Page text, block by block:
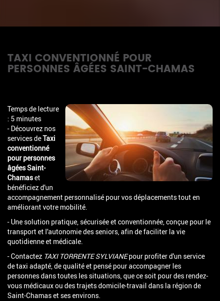
TAXI CONVENTIONNÉ POUR
PERSONNES ÂGÉES SAINT-CHAMAS
Temps de lecture
: 5 minutes
- Découvrez nos
services deTaxi
conventionné
pour personnes
âgées Saint-
Chamaset
bénéficiez d'un
accompagnement personnalisé pour vos déplacements tout en
améliorant votre mobilité.
- Une solution pratique, sécurisée et conventionnée, conçue pour le
transport et l'autonomie des seniors, afin de faciliter la vie
quotidienne et médicale.
- Contactez TAXI TORRENTE SYLVIANEpour profiter d'un service
de taxi adapté, de qualité et pensé pour accompagner les
personnes dans toutes les situations, que ce soit pour des rendez-
vous médicaux ou des trajets domicile-travail dans la région de
Saint-Chamas et ses environs.